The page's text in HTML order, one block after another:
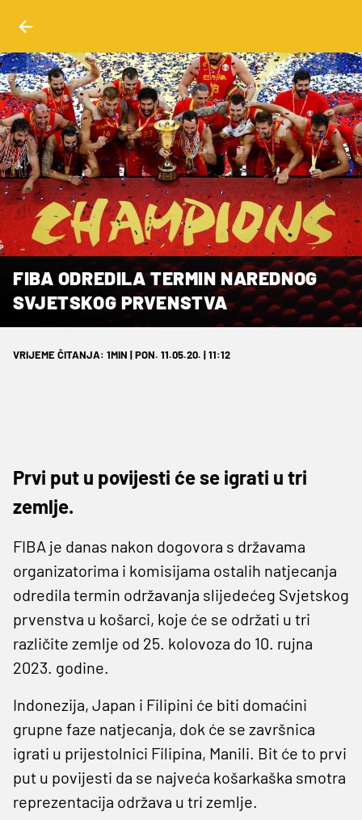
FIBA ODREDILA TERMIN NAREDNOG
SVJETSKOG PRVENSTVA
VRIJEME ČITANJA: 1MIN | PON. 11.05.20. | 11:12
Prvi put u povijesti će se igrati u tri
zemlje.
FIBA je danas nakon dogovora s državama
organizatorima i komisijama ostalih natjecanja
odredila termin održavanja slijedećeg Svjetskog
prvenstva u košarci, koje će se održati u tri
različite zemlje od 25. kolovoza do 10. rujna
2023. godine.
Indonezija, Japan i Filipini će biti domaćini
grupne faze natjecanja, dok će se završnica
igrati u prijestolnici Filipina, Manili. Bit će to prvi
put u povijesti da se najveća košarkaška smotra
reprezentacija održava u tri zemlje.